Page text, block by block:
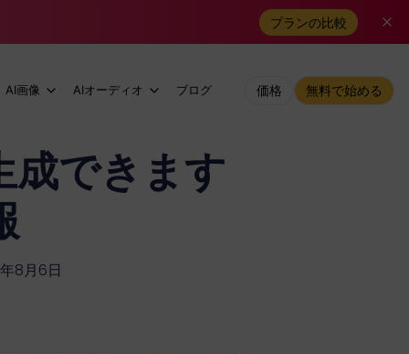
プランの比較
AI画像 AIオーディオ ブログ 価格 無料で始める
できます
8月6日